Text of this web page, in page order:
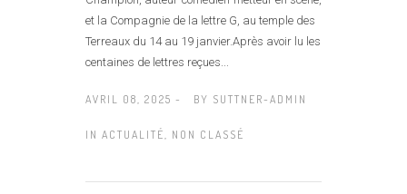
et la Compagnie de la lettre G, au temple des
Terreaux du 14 au 19 janvier.Après avoir lu les
centaines de lettres reçues...
AVRIL 08, 2025 - BY SUTTNER-ADMIN
IN ACTUALITÉ, NON CLASSÉ